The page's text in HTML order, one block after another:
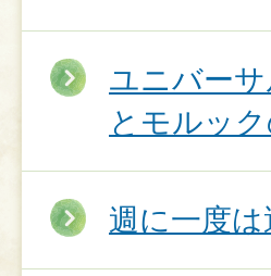
ユニバー
とモルッ
週に一度